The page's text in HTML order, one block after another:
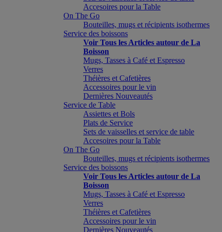
Accesoires pour la Table
On The Go
Bouteilles, mugs et récipients isothermes
Service des boissons
Voir Tous les Articles autour de La
Boisson
Mugs, Tasses à Café et Espresso
Verres
Théières et Cafetières
Accessoires pour le vin
Dernières Nouveautés
Service de Table
Assiettes et Bols
Plats de Service
Sets de vaisselles et service de table
Accesoires pour la Table
On The Go
Bouteilles, mugs et récipients isothermes
Service des boissons
Voir Tous les Articles autour de La
Boisson
Mugs, Tasses à Café et Espresso
Verres
Théières et Cafetières
Accessoires pour le vin
Dernières Nouveautés